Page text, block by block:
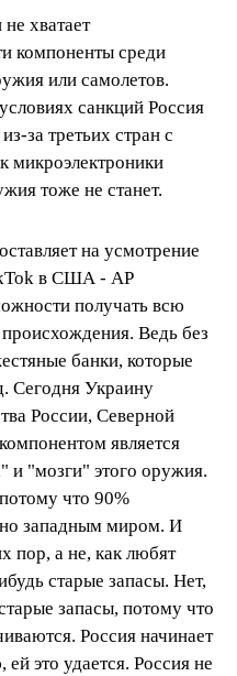
хватает
компоненты среди
или самолетов.
санкций Россия
за третьих стран с
микроэлектроники
тоже не станет.
на усмотрение
в США - AP
получать всю
Ведь без
банки, которые
Сегодня Украину
России, Северной
является
и "мозги" этого оружия.
что 90%
западным миром. И
пор, а не, как любят
старые запасы. Нет,
запасы, потому что
Россия начинает
это удается. Россия не